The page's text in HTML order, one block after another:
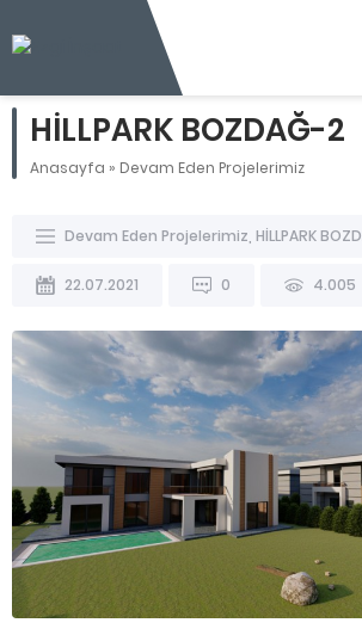
HİLLPARK BOZDAĞ-2
Anasayfa » Devam Eden Projelerimiz
Devam Eden Projelerimiz HİLLPARK
22.07.2021 0 4.005